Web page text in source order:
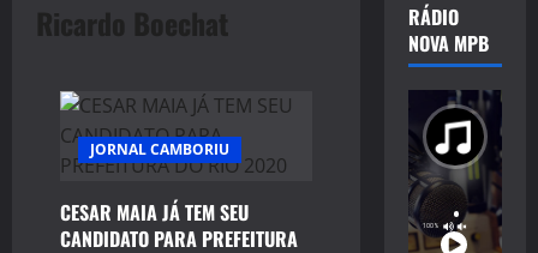
Ricardo Boechat
JORNAL CAMBORIU
CESAR MAIA JÁ TEM SEU
CANDIDATO PARA PREFEITURA
RÁDIO
NOVA MPB